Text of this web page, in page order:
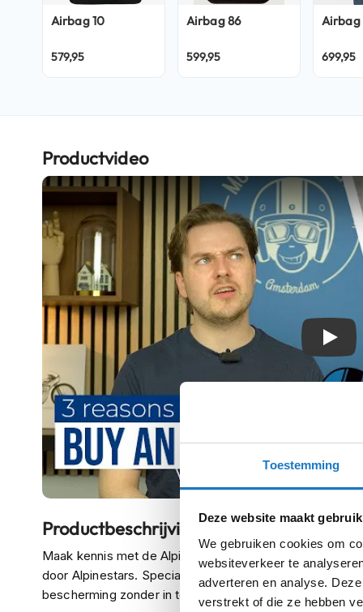
Toestemming
Deze website maakt
We gebruiken cookies om
websiteverkeer te
adverteren en analyse.
verstrekt of die ze hebben
Crosshelmen
Helm
Vizieren
Tear-
offs
Crossbrillen
Oordoppen
Onderhoud
houder
kapstok
Motorkleding
Motorjassen
motorjassen
Dames
Doorwaai
motorjassen
Waterdichte
motorjassen
Airbag10
579,95
Airbag86
599,95
Airbag
699,95
Productbeschrijving
Maak kennis met de Alpinestars Tech-Air® 3 V2 – het
door Alpinestars. Speciaal ontwikkeld voor dagelijks
bescherming zonder in te boeten op comfort of
Productvideo
Play